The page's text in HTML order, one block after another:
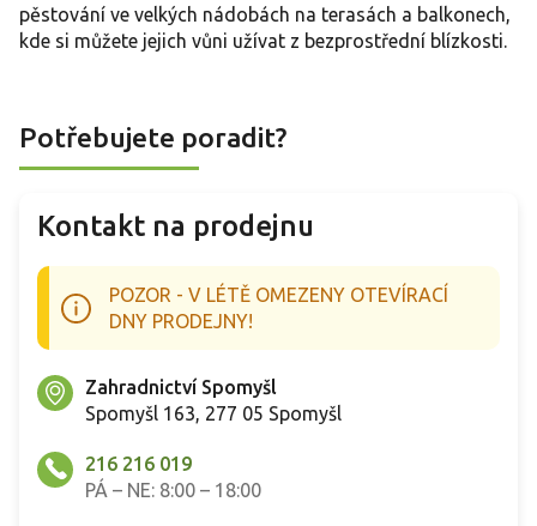
pěstování ve velkých nádobách na terasách a balkonech,
kde si můžete jejich vůni užívat z bezprostřední blízkosti.
Potřebujete poradit?
Kontakt na prodejnu
POZOR - V LÉTĚ OMEZENY OTEVÍRACÍ
DNY PRODEJNY!
Zahradnictví Spomyšl
Spomyšl 163, 277 05 Spomyšl
216 216 019
PÁ – NE: 8:00 – 18:00